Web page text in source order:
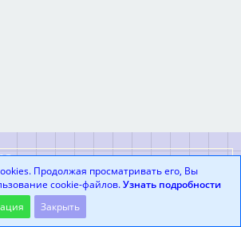
Software:WoltLab Suite™
Продолжая просматривать его, Вы
cookie-файлов.Узнать подробности
Закрыть